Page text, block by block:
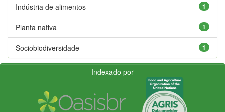
1
Indústria de alimentos
1
Planta nativa
1
Sociobiodiversidade
Indexado por